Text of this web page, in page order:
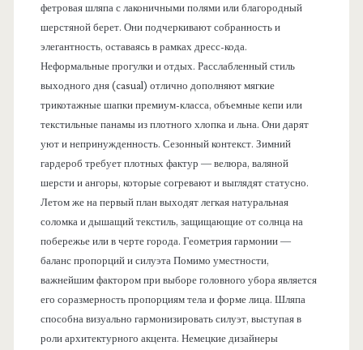
фетровая шляпа с лаконичными полями или благородный
шерстяной берет. Они подчеркивают собранность и
элегантность, оставаясь в рамках дресс-кода.
Неформальные прогулки и отдых. Расслабленный стиль
выходного дня (casual) отлично дополняют мягкие
трикотажные шапки премиум-класса, объемные кепи или
текстильные панамы из плотного хлопка и льна. Они дарят
уют и непринужденность. Сезонный контекст. Зимний
гардероб требует плотных фактур — велюра, валяной
шерсти и ангоры, которые согревают и выглядят статусно.
Летом же на первый план выходят легкая натуральная
соломка и дышащий текстиль, защищающие от солнца на
побережье или в черте города. Геометрия гармонии —
баланс пропорций и силуэта Помимо уместности,
важнейшим фактором при выборе головного убора является
его соразмерность пропорциям тела и форме лица. Шляпа
способна визуально гармонизировать силуэт, выступая в
роли архитектурного акцента. Немецкие дизайнеры